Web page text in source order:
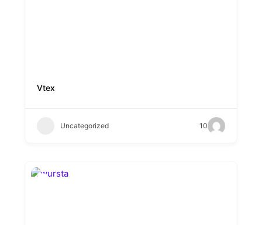
Vtex
Uncategorized 10